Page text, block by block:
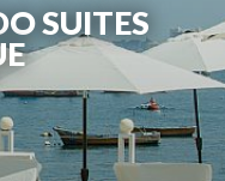
SUITES